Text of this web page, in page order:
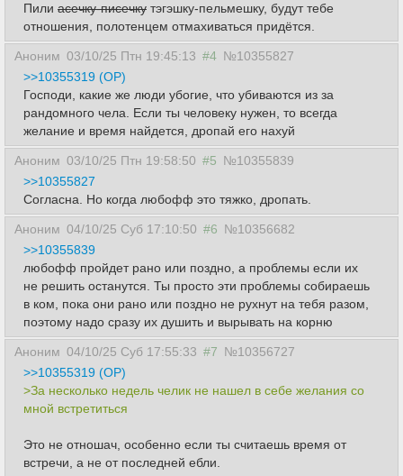
Пили асечку-писечку тэгэшку-пельмешку, будут тебе
отношения, полотенцем отмахиваться придётся.
Аноним 03/10/25 Птн 19:45:13 #4 №10355827
>>10355319 (OP)
Господи, какие же люди убогие, что убиваются из за
рандомного чела. Если ты человеку нужен, то всегда
желание и время найдется, дропай его нахуй
Аноним 03/10/25 Птн 19:58:50 #5 №10355839
>>10355827
Согласна. Но когда любофф это тяжко, дропать.
Аноним 04/10/25 Суб 17:10:50 #6 №10356682
>>10355839
любофф пройдет рано или поздно, а проблемы если их
не решить останутся. Ты просто эти проблемы собираешь
в ком, пока они рано или поздно не рухнут на тебя разом,
поэтому надо сразу их душить и вырывать на корню
Аноним 04/10/25 Суб 17:55:33 #7 №10356727
>>10355319 (OP)
>За несколько недель челик не нашел в себе желания со
мной встретиться
Это не отношач, особенно если ты считаешь время от
встречи, а не от последней ебли.